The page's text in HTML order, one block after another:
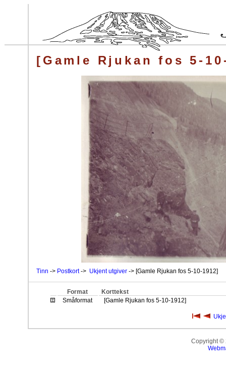
[Gamle Rjukan fos 5-
Tinn -> Postkort-> Ukjent utgiver -> [Gamle Rjukan fos 5-10-1912]
Format
Korttekst
Småformat
[Gamle Rjukan fos 5-10-1912]
Copyright ©